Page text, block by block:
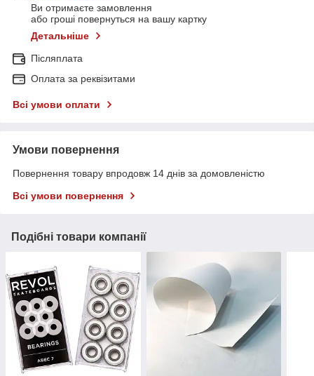
Ви отримаєте замовлення
або гроші повернуться на вашу картку
Детальніше
Післяплата
Оплата за реквізитами
Всі умови оплати
Умови повернення
Повернення товару впродовж 14 днів за домовленістю
Всі умови повернення
Подібні товари компанії